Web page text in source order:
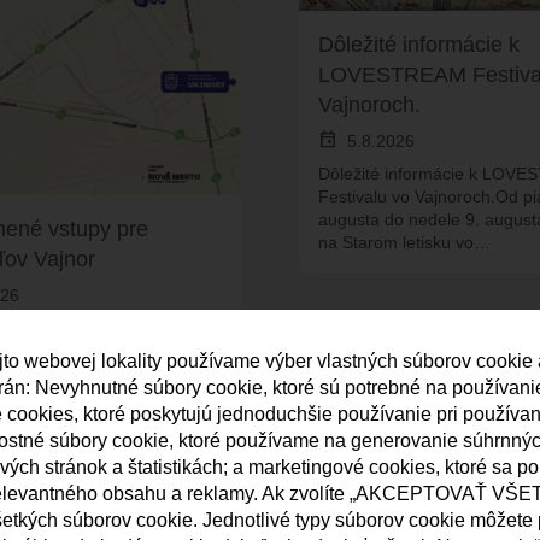
vstupy pre
Vajnor
pripomíname, že
vstupy pre obyvateľov
Lovestream…
Dôležité informácie k
LOVESTREAM
Vajnoroch.
event
5.8.2026
Dôležité informácie k
Festivalu vo Vajnoroch.Od
augusta do nedele 9.
na Starom letisku vo…
webovej lokality používame výber vlastných súborov cookie
Nevyhnutné súbory cookie, ktoré sú potrebné na
cookies, ktoré poskytujú jednoduchšie používanie pri
súbory cookie, ktoré používame na generovanie
stránok a štatistikách; a marketingové cookies, ktoré sa
obsahu a reklamy. Ak zvolíte „AKCEPTOVAŤ
súborov cookie. Jednotlivé typy súborov cookie môžete